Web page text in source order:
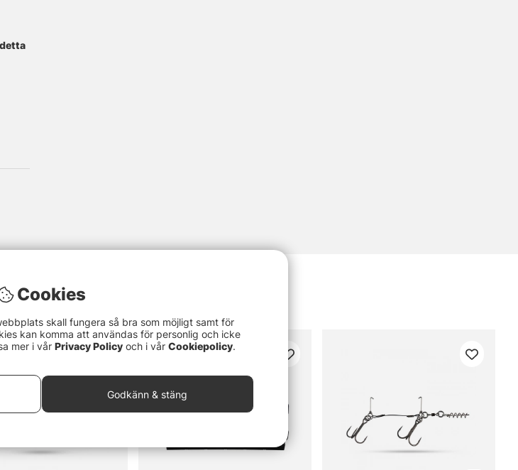
Cookies
skall fungera så bra som möjligt samt för
kan komma att användas för personlig och icke
mer i vår Privacy Policy och i vår Cookiepolicy.
Godkänn & stäng